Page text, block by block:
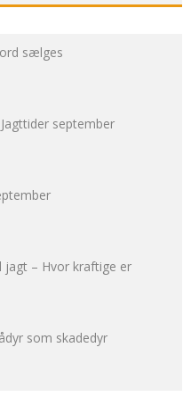
sælges
Jagttider september
– Hvor kraftige er
som skadedyr